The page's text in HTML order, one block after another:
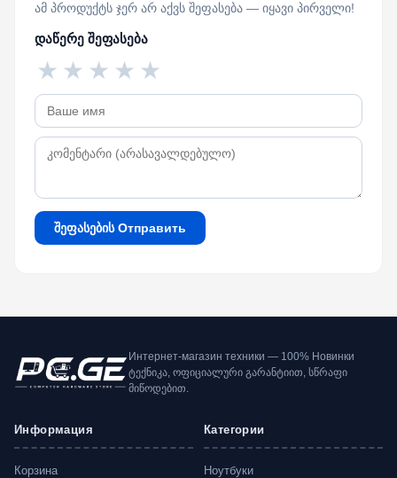
ამ პროდუქტს ჯერ არ აქვს შეფასება — იყავი პირველი!
დაწერე შეფასება
★
★
★
★
★
შეფასების Отправить
Интернет-магазин техники — 100% Новинки
ტექნიკა, ოფიციალური გარანტიით, სწრაფი
მიწოდებით.
Информация
Корзина
Категории
Ноутбуки